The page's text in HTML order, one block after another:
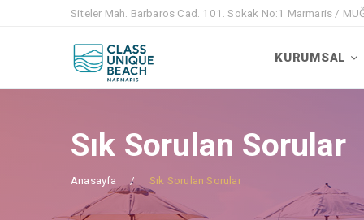
Siteler Mah. Barbaros Cad. 101. Sokak No:1 Marmaris /
KURUMSAL
Sık Sorulan Sorular
Anasayfa Sık Sorulan Sorular